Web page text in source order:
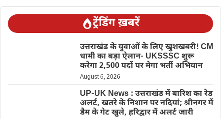
ट्रेंडिंग ख़बरें
उत्तराखंड के युवाओं के लिए खुशखबरी! CM
धामी का बड़ा ऐलान- UKSSSC शुरू
करेगा 2,500 पदों पर मेगा भर्ती अभियान
August 6, 2026
UP-UK News : उत्तराखंड में बारिश का रेड
अलर्ट, खतरे के निशान पर नदियां; श्रीनगर में
डैम के गेट खुले, हरिद्वार में अलर्ट जारी